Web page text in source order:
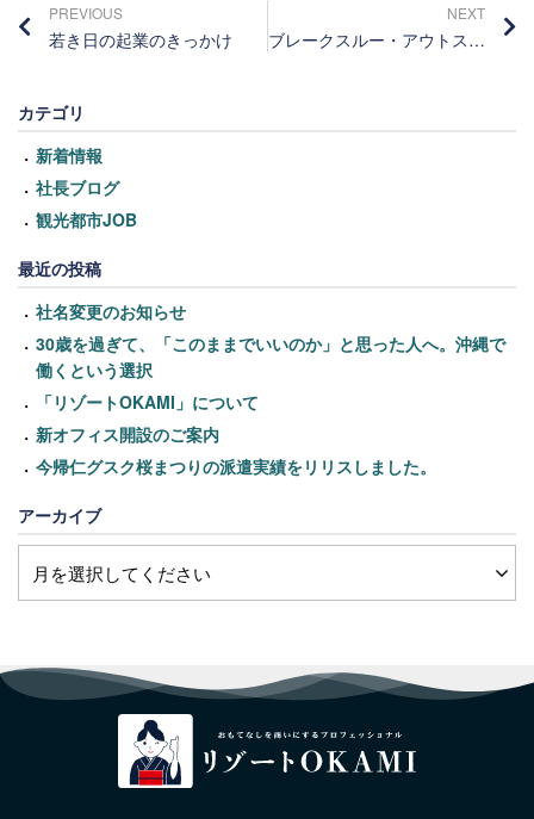
PREVIOUS
若き日の起業のきっかけ
NEXT
ブレークスルー・アウトスタンディングな成果
カテゴリ
新着情報
社長ブログ
観光都市JOB
最近の投稿
社名変更のお知らせ
30歳を過ぎて、「このままでいいのか」と思った人へ。沖縄で
働くという選択
「リゾートOKAMI」について
新オフィス開設のご案内
今帰仁グスク桜まつりの派遣実績をリリスしました。
アーカイブ